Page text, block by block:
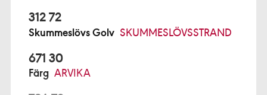
312 72
Skummeslövs Golv SKUMMESLÖVSSTRAND
671 30
Färg ARVIKA